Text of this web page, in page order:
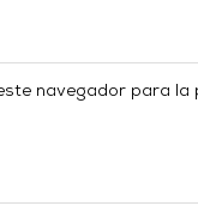
navegador para la